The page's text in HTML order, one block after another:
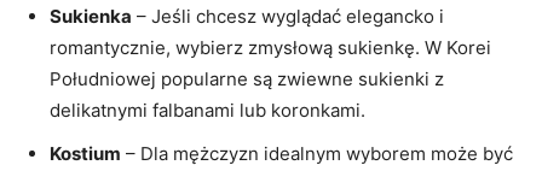
Sukienka – Jeśli chcesz wyglądać elegancko i
romantycznie, wybierz‌ zmysłową‌ sukienkę. W Korei
Południowej popularne⁤ są zwiewne⁢ sukienki z ​
delikatnymi falbanami lub koronkami.
Kostium – Dla‍ mężczyzn idealnym wyborem‍ może ⁤być